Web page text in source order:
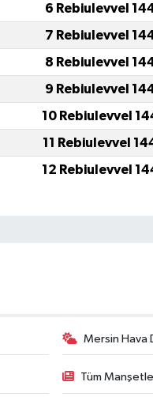
6 Rebiulevvel
7 Rebiulevvel
8 Rebiulevvel
9 Rebiulevvel
10 Rebiulevvel
11 Rebiulevvel
12 Rebiulevvel
Mersin Hava
Tüm